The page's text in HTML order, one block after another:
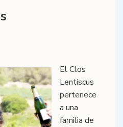
El Clos
Lentiscus
pertenece
a una
familia de